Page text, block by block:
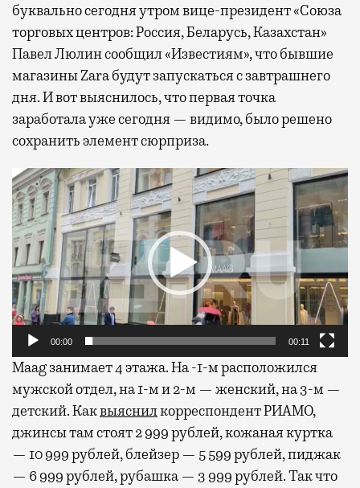
буквально сегодня утром вице-президент «Союза
торговых центров: Россия, Беларусь, Казахстан»
Павел Люлин сообщил «Известиям», что бывшие
магазины Zara будут запускаться с завтрашнего
дня. И вот выяснилось, что первая точка
заработала уже сегодня — видимо, было решено
сохранить элемент сюрприза.
Видеоплеер
00:00 00:11
Maag занимает 4 этажа. На -1-м расположился
мужской отдел, на 1-м и 2-м — женский, на 3-м —
детский. Каквыяснилкорреспондент РИАМО,
джинсы там стоят 2 999 рублей, кожаная куртка
— 10 999 рублей, блейзер — 5 599 рублей, пиджак
— 6 999 рублей, рубашка — 3 999 рублей. Так что